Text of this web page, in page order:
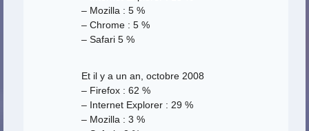
– Mozilla : 5 %
– Chrome : 5 %
– Safari 5 %
Et il y a un an, octobre 2008
– Firefox : 62 %
– Internet Explorer : 29 %
– Mozilla : 3 %